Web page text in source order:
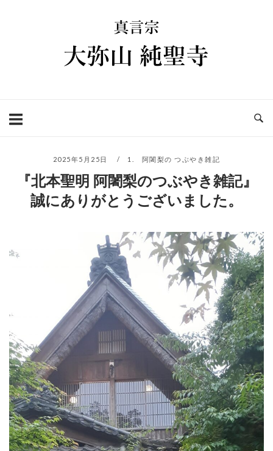
2025年5月25日 1. 阿闍梨の つぶやき雑記
『北本聖明 阿闍梨のつぶやき雑記』
誠にありがとうございました。